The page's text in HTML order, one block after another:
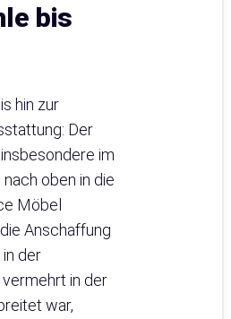
bis
hin zur
Der
im
oben in die
Möbel
Anschaffung
in der
in der
war,